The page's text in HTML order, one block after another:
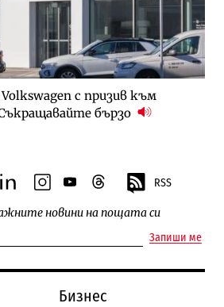
с призив към
бързо
linkedininstagram
youtubethreads RSS
новини на пощата си
Запиши ме
Бизнес